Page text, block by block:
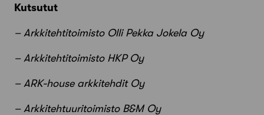
Kutsutut
– Arkkitehtitoimisto Olli Pekka Jokela Oy
– Arkkitehtitoimisto HKP Oy
– ARK-house arkkitehdit Oy
– Arkkitehtuuritoimisto B&M Oy